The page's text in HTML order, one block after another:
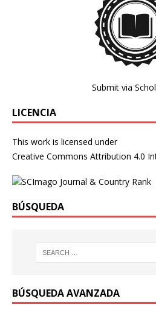
Submit via
LICENCIA
This work is licensed under
Creative Commons Attribution 4.0
BÚSQUEDA
BÚSQUEDA AVANZADA